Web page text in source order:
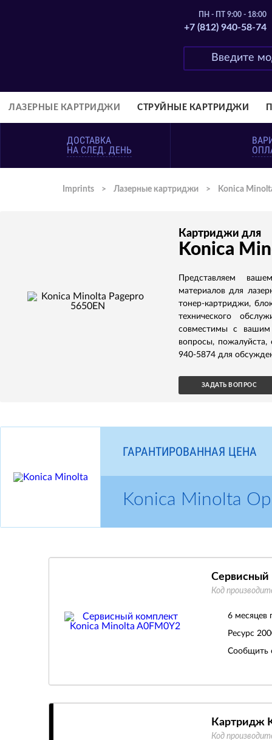
ПН - ПТ 9:00 - 18:00
+7 (812) 940-58-74
ЛАЗЕРНЫЕ КАРТРИДЖИ СТРУЙНЫЕ КАРТРИДЖИ
ДОСТАВКА
НА СЛЕД. ДЕНЬ
Imprints > Лазерные картриджи > Konica
Картриджи для
Konica
Представляем
материалов для
тонер-картриджи,
технического
совместимы с вашим
вопросы,
940-5874 для
ЗАДАТЬ ВОПРОС
ГАРАНТИРОВАННАЯ ЦЕНА
Konica Minolta
Сервисный
Код
6 месяцев
Ресурс
Сообщить
Картридж
Код